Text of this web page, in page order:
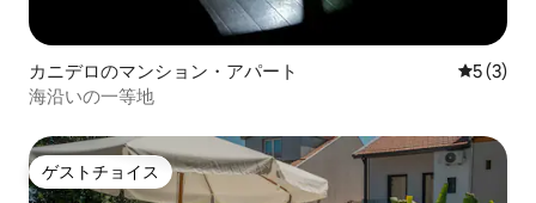
カニデロのマンション・アパート レビュー
5 (3)
海沿いの一等地
ゲストチョイス
ゲストチョイス